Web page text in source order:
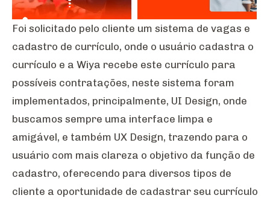
Foi solicitado pelo cliente um sistema de vagas e
cadastro de currículo, onde o usuário cadastra o
currículo e a Wiya recebe este currículo para
possíveis contratações, neste sistema foram
implementados, principalmente, UI Design, onde
buscamos sempre uma interface limpa e
amigável, e também UX Design, trazendo para o
usuário com mais clareza o objetivo da função de
cadastro, oferecendo para diversos tipos de
cliente a oportunidade de cadastrar seu currículo